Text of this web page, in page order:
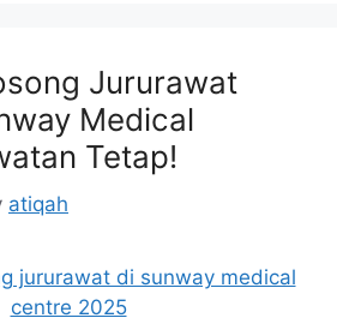
Jururawat
Medical
Tetap!
atiqah